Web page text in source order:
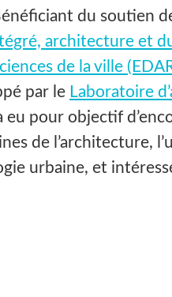
du soutien
architecture et
de la ville
par le Laboratoire
eu pour objectif
de l’architecture,
urbaine, et